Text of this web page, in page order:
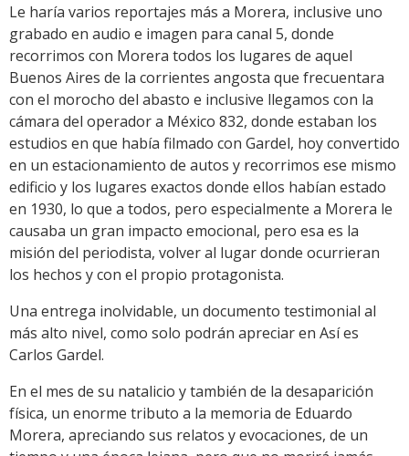
Le haría varios reportajes más a Morera, inclusive uno
grabado en audio e imagen para canal 5, donde
recorrimos con Morera todos los lugares de aquel
Buenos Aires de la corrientes angosta que frecuentara
con el morocho del abasto e inclusive llegamos con la
cámara del operador a México 832, donde estaban los
estudios en que había filmado con Gardel, hoy convertido
en un estacionamiento de autos y recorrimos ese mismo
edificio y los lugares exactos donde ellos habían estado
en 1930, lo que a todos, pero especialmente a Morera le
causaba un gran impacto emocional, pero esa es la
misión del periodista, volver al lugar donde ocurrieran
los hechos y con el propio protagonista.
Una entrega inolvidable, un documento testimonial al
más alto nivel, como solo podrán apreciar en Así es
Carlos Gardel.
En el mes de su natalicio y también de la desaparición
física, un enorme tributo a la memoria de Eduardo
Morera, apreciando sus relatos y evocaciones, de un